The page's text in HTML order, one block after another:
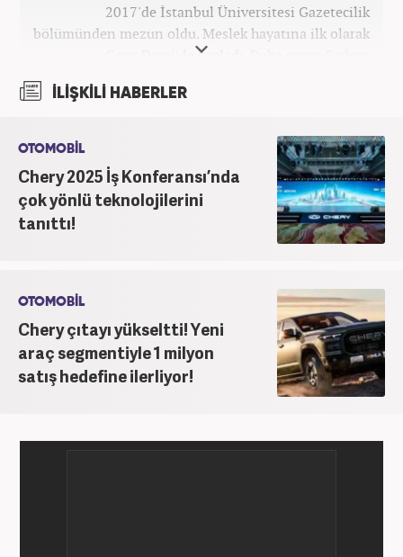
2017'de İstanbul Üniversitesi Gazetecilik
bölümünden mezun oldu. Meslek hayatına ilk olarak
Genç Dergi'de başladı. Daha sonra Sadece
yılında Haber7.com ailesine dahil olan Koçin,
hayatına devam etmektedir.
İLİŞKİLİ HABERLER
OTOMOBİL
Chery 2025 İş Konferansı’nda
çok yönlü teknolojilerini
tanıttı!
OTOMOBİL
Chery çıtayı yükseltti! Yeni
araç segmentiyle 1 milyon
satış hedefine ilerliyor!